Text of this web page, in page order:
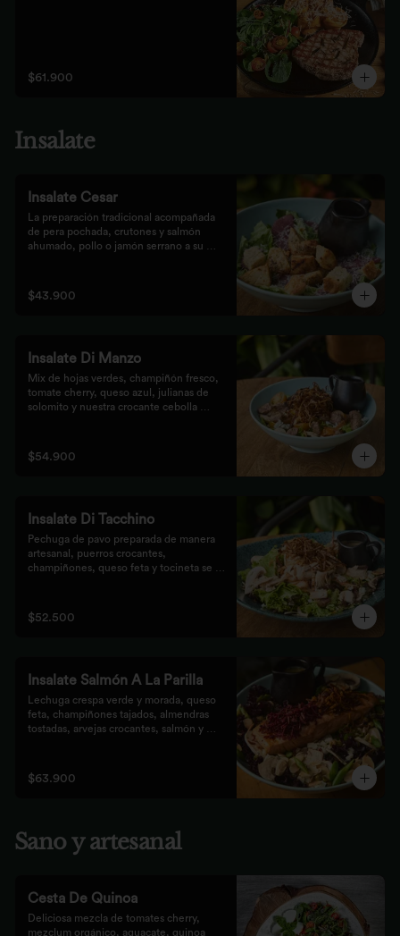
$61.900
Insalate
Insalate Cesar
La preparación tradicional acompañada
de pera pochada, crutones y salmón
ahumado, pollo o jamón serrano a su
$43.900
Insalate Di Manzo
Mix de hojas verdes, champiñón fresco,
tomate cherry, queso azul, julianas de
solomito y nuestra crocante cebolla
$54.900
Insalate Di Tacchino
Pechuga de pavo preparada de manera
artesanal, puerros crocantes,
champiñones, queso feta y tocineta se
$52.500
Insalate Salmón A La Parilla
Lechuga crespa verde y morada, queso
feta, champiñones tajados, almendras
tostadas, arvejas crocantes, salmón y
$63.900
Sano y artesanal
Cesta De Quinoa
Deliciosa mezcla de tomates cherry,
mezclum orgánico, aguacate, quinoa